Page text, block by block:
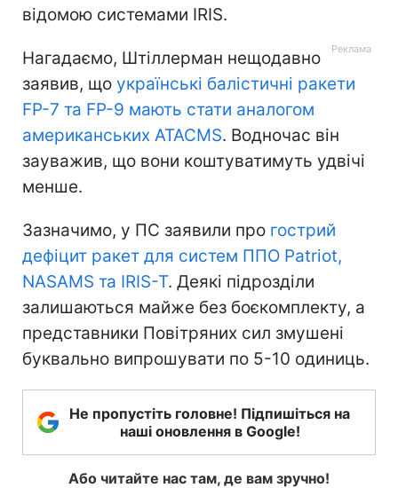
відомою системами IRIS.
Нагадаємо, Штіллерман нещодавно
заявив, що українські балістичні ракети
FP-7 та FP-9 мають стати аналогом
американських ATACMS. Водночас він
зауважив, що вони коштуватимуть удвічі
менше.
Зазначимо, у ПС заявили про гострий
дефіцит ракет для систем ППО Patriot,
NASAMS та IRIS-T. Деякі підрозділи
залишаються майже без боєкомплекту, а
представники Повітряних сил змушені
буквально випрошувати по 5-10 одиниць.
Не пропустіть головне! Підпишіться на
наші оновлення в Google!
Або читайте нас там, де вам зручно!